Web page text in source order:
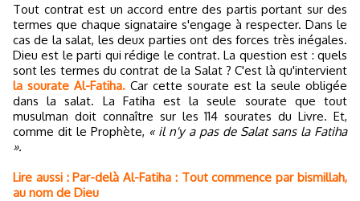
Tout contrat est un accord entre des partis portant sur des
termes que chaque signataire s'engage à respecter. Dans le
cas de la salat, les deux parties ont des forces très inégales.
Dieu est le parti qui rédige le contrat. La question est : quels
sont les termes du contrat de la Salat ? C'est là qu'intervient
la sourate Al-Fatiha. Car cette sourate est la seule obligée
dans la salat. La Fatiha est la seule sourate que tout
musulman doit connaître sur les 114 sourates du Livre. Et,
comme dit le Prophète, « il n'y a pas de Salat sans la Fatiha
».
Lire aussi : Par-delà Al-Fatiha : Tout commence par bismillah,
au nom de Dieu